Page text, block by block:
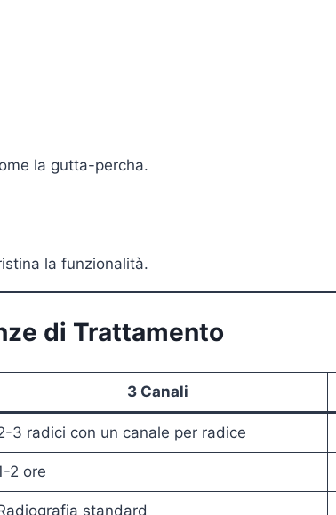
la gutta-percha.
la funzionalità.
di Trattamento
3 Canali
3 radici con un canale per radice
2 ore
standard